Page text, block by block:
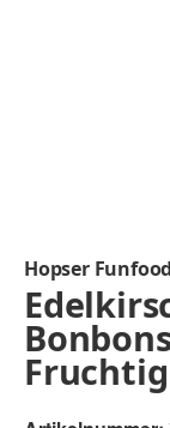
Hopser Funfood